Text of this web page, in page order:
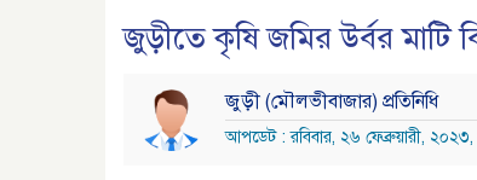
জুড়ীতে কৃষি জমির উর্বর মাটি
জুড়ী (মৌলভীবাজার) প্রতিনিধি
আপডেট : রবিবার, ২৬ ফেব্রুয়ারী,